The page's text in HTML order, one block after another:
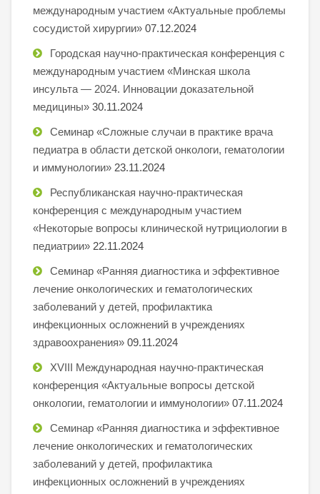
международным участием «Актуальные проблемы
сосудистой хирургии» 07.12.2024
Городская научно-практическая конференция с
международным участием «Минская школа
инсульта — 2024. Инновации доказательной
медицины» 30.11.2024
Семинар «Сложные случаи в практике врача
педиатра в области детской онкологи, гематологии
и иммунологии» 23.11.2024
Республиканская научно-практическая
конференция с международным участием
«Некоторые вопросы клинической нутрициологии в
педиатрии» 22.11.2024
Семинар «Ранняя диагностика и эффективное
лечение онкологических и гематологических
заболеваний у детей, профилактика
инфекционных осложнений в учреждениях
здравоохранения» 09.11.2024
XVIII Международная научно-практическая
конференция «Актуальные вопросы детской
онкологии, гематологии и иммунологии» 07.11.2024
Семинар «Ранняя диагностика и эффективное
лечение онкологических и гематологических
заболеваний у детей, профилактика
инфекционных осложнений в учреждениях